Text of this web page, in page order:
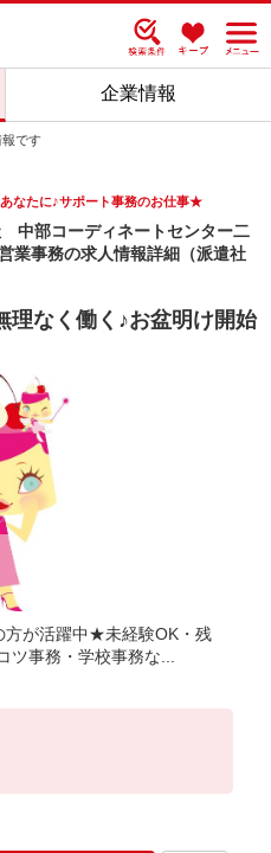
企業情報
です
なたに♪サポート事務のお仕事★
中部コーディネートセンター二
業事務の求人情報詳細（派遣社
理なく働く♪お盆明け開始
方が活躍中★未経験OK・残
ツ事務・学校事務な...